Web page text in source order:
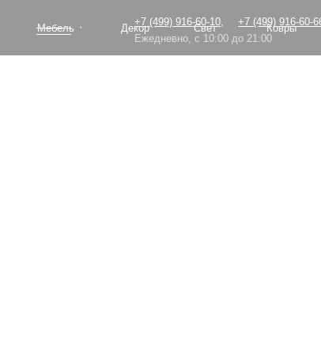
+7 (499) 916-60-66
+7 (499) 916-60-10,
Ежедневно, с 10:00 до 21:00
Свет
Декор
Мебель Ковры